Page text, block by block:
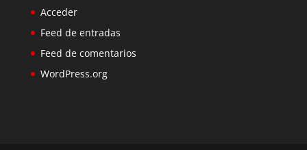
Acceder
Feed de entradas
Feed de comentarios
WordPress.org